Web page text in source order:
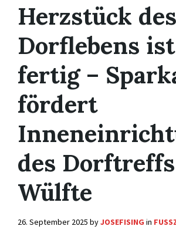
Herzstück des
Dorflebens
fertig –
fördert
des
Wülfte
26. September 2025 byJOSEFISING in